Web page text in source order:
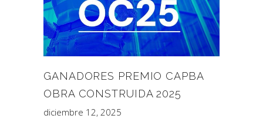
GANADORES PREMIO CAPBA
OBRA CONSTRUIDA 2025
diciembre 12, 2025